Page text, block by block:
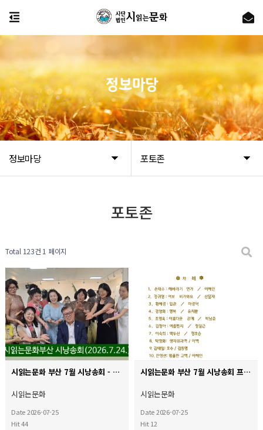
정보마당 포토존
정보마당
포토존
Total 123건 1 페이지
시읽는문화 부산 7월 시낭송회 - 시의 향기로 물든 여름밤^^
시읽는문화
Date 2026-07-25
Hit 44
시읽는문화 부산 7월 시낭송회 프로그램
시읽는문화
Date 2026-07-25
Hit 12